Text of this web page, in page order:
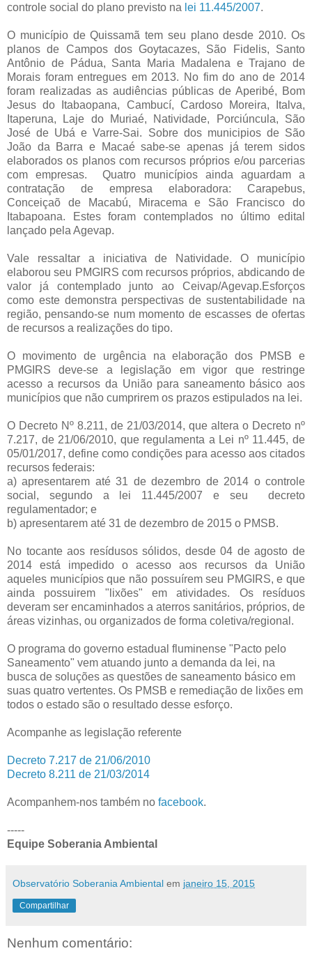
controle social do plano previsto na lei 11.445/2007.
O município de Quissamã tem seu plano desde 2010. Os
planos de Campos dos Goytacazes, São Fidelis, Santo
Antônio de Pádua, Santa Maria Madalena e Trajano de
Morais foram entregues em 2013. No fim do ano de 2014
foram realizadas as audiências públicas de Aperibé, Bom
Jesus do Itabaopana, Cambucí, Cardoso Moreira, Italva,
Itaperuna, Laje do Muriaé, Natividade, Porciúncula, São
José de Ubá e Varre-Sai. Sobre dos municipios de São
João da Barra e Macaé sabe-se apenas já terem sidos
elaborados os planos com recursos próprios e/ou parcerias
com empresas. Quatro municípios ainda aguardam a
contratação de empresa elaboradora: Carapebus,
Conceiçaõ de Macabú, Miracema e São Francisco do
Itabapoana. Estes foram contemplados no último edital
lançado pela Agevap.
Vale ressaltar a iniciativa de Natividade. O município
elaborou seu PMGIRS com recursos próprios, abdicando de
valor já contemplado junto ao Ceivap/Agevap.Esforços
como este demonstra perspectivas de sustentabilidade na
região, pensando-se num momento de escasses de ofertas
de recursos a realizações do tipo.
O movimento de urgência na elaboração dos PMSB e
PMGIRS deve-se a legislação em vigor que restringe
acesso a recursos da União para saneamento básico aos
municípios que não cumprirem os prazos estipulados na lei.
O Decreto Nº 8.211, de 21/03/2014, que altera o Decreto nº
7.217, de 21/06/2010, que regulamenta a Lei nº 11.445, de
05/01/2017, define como condições para acesso aos citados
recursos federais:
a) apresentarem até 31 de dezembro de 2014 o controle
social, segundo a lei 11.445/2007 e seu decreto
regulamentador; e
b) apresentarem até 31 de dezembro de 2015 o PMSB.
No tocante aos resídusos sólidos, desde 04 de agosto de
2014 está impedido o acesso aos recursos da União
aqueles municípios que não possuírem seu PMGIRS, e que
ainda possuirem "lixões" em atividades. Os resíduos
deveram ser encaminhados a aterros sanitários, próprios, de
áreas vizinhas, ou organizados de forma coletiva/regional.
O programa do governo estadual fluminense "Pacto pelo
Saneamento" vem atuando junto a demanda da lei, na
busca de soluções as questões de saneamento básico em
suas quatro vertentes. Os PMSB e remediação de lixões em
todos o estado são o resultado desse esforço.
Acompanhe as legislação referente
Decreto 7.217 de 21/06/2010
Decreto 8.211 de 21/03/2014
Acompanhem-nos também no facebook.
-----
Equipe Soberania Ambiental
Observatório Soberania Ambiental em janeiro 15, 2015
Compartilhar
Nenhum comentário: